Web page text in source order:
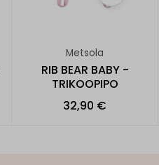
Metsola
RIB BEAR BABY -
TRIKOOPIPO
32,90 €